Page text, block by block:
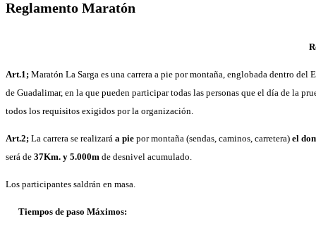
Reglamento Maratón
Art.1; Maratón La Sarga es una carrera a pie por montaña, englobada dentro
de Guadalimar, en la que pueden participar todas las personas que el día de la
todos los requisitos exigidos por la organización.
Art.2; La carrera se realizará a pie por montaña (sendas, caminos, carretera) el
será de 37Km. y 5.000m de desnivel acumulado.
Los participantes saldrán en masa.
Tiempos de paso Máximos: